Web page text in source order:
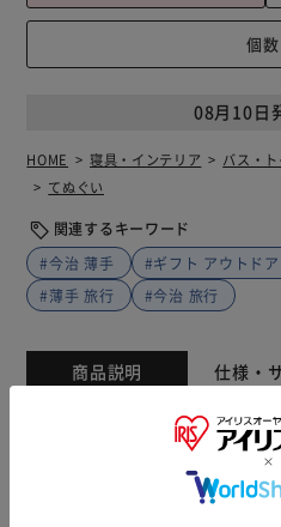
08月10日
HOME 寝具・インテリア バス・
てぬぐい
関連するキーワード
#今治 薄手
#ギフト アウトドア
#薄手 旅行
#今治 旅行
商品説明 仕様・
詩画作家、森田MiW×タオル
ンド「moritaMiW」のタオル
のアクセントに】 MiWさんの